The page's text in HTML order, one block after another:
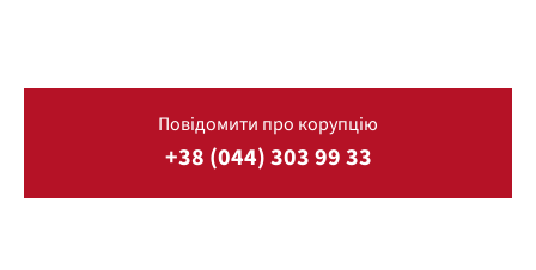
Повідомити про корупцію
+38 (044) 303 99 33